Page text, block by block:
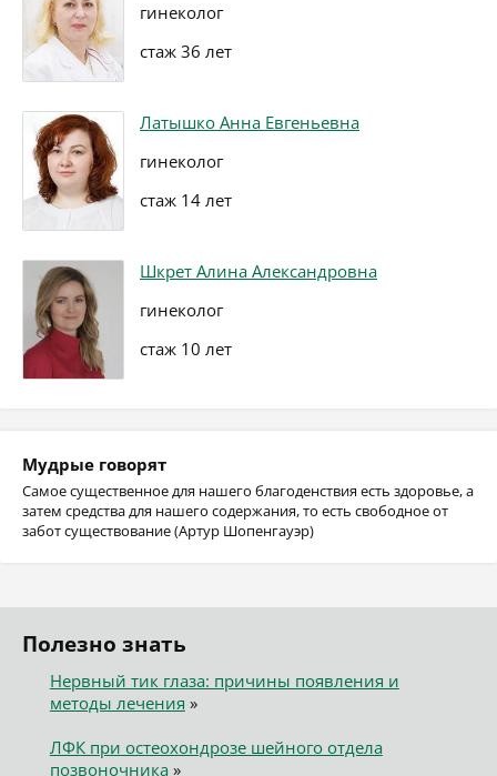
гинеколог
стаж 36 лет
Латышко Анна Евгеньевна
гинеколог
стаж 14 лет
Шкрет Алина Александровна
гинеколог
стаж 10 лет
Мудрые говорят
Самое существенное для нашего благоденствия есть здоровье, а
затем средства для нашего содержания, то есть свободное от
забот существование (Артур Шопенгауэр)
Полезно знать
Нервный тик глаза: причины появления и
методы лечения »
ЛФК при остеохондрозе шейного отдела
позвоночника»